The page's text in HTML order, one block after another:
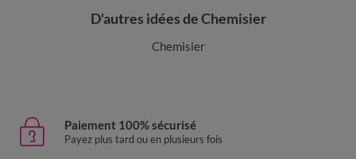
D'autres idées de Chemisier
Chemisier
Paiement 100% sécurisé
Payez plus tard ou en plusieurs fois